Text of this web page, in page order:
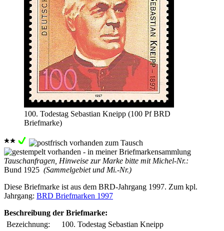
100. Todestag Sebastian Kneipp (100 Pf BRD
Briefmarke)
Tauschanfragen, Hinweise zur Marke bitte mit Michel-Nr.:
Bund 1925 (Sammelgebiet und Mi.-Nr.)
Diese Briefmarke ist aus dem BRD-Jahrgang 1997. Zum kpl.
Jahrgang: BRD Briefmarken 1997
Beschreibung der Briefmarke:
Bezeichnung:
100. Todestag Sebastian Kneipp